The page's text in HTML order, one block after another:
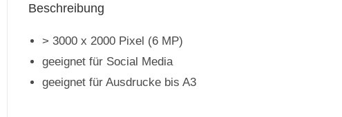
Beschreibung
> 3000 x 2000 Pixel (6 MP)
geeignet für Social Media
geeignet für Ausdrucke bis A3